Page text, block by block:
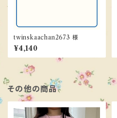
twinskaachan2673 様
¥4,140
その他の商品